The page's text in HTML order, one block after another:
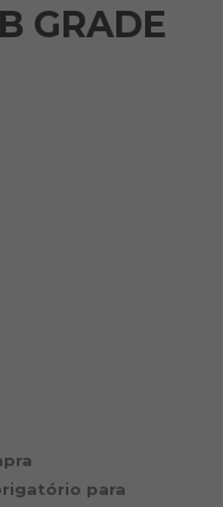
GRADE
para